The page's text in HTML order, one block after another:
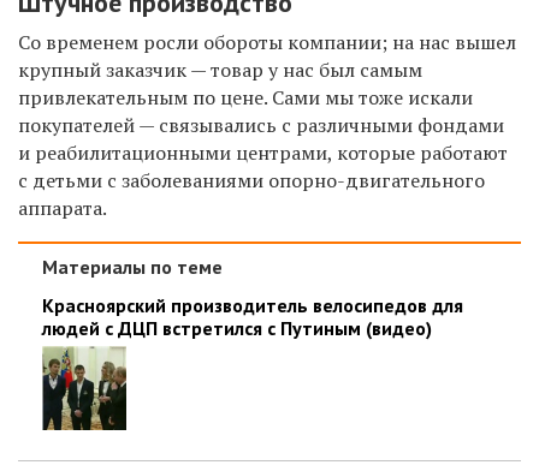
Со временем росли обороты компании; на нас вышел
крупный заказчик — товар у нас был самым
привлекательным по цене. Сами мы тоже искали
покупателей — связывались с различными фондами
и реабилитационными центрами, которые работают
с детьми с заболеваниями опорно-двигательного
аппарата.
Материалы по теме
Красноярский производитель велосипедов для
людей с ДЦП встретился с Путиным (видео)